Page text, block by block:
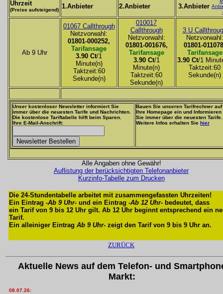
Uhrzeit
(Preise aufsteigend) 1.Anbieter 2.Anbieter 3.Anbieter
Ab 9 Uhr
01067 Callthrough
Netzvorwahl:
01801-000252,
Tarifansage
3.90 Ct/1
Minute(n)
Taktzeit:60
Sekunde(n)
010017
Callthrough
Netzvorwahl:
01801-001676,
Tarifansage
3.90 Ct/1
Minute(n)
Taktzeit:60
Sekunde(n)
3 U
Netzvorwahl:
01801-
Tarifansage
3.90 Ct/1
Taktzeit:60
Sekunde(n)
Unser kostenloser Newsletter informiert Sie
immer über die neuesten Tarife und Nachrichten.
Die kostenlose Tariftabelle hilft beim Sparen.
Ihre E-Mail-Anschrift:
Bauen Sie unseren Tarifrechner auf
Ihre Homepage ein und Informieren
Sie immer über die neuesten Tarife.
Weitere Infos erhalten Sie hier
Alle Angaben ohne Gewähr!
Auflistung der berücksichtigten Telefonanbieter
Kurzinfo-Tabelle zum Drucken
Die 24-Stundentabelle arbeitet mit zusammengefassten Uhrzeiten!
Ein Eintrag -Ab 9 Uhr- und ein Eintrag -Ab 12 Uhr- bedeutet, dass
ein Tarif von 9 bis 12 Uhr gilt. Ab 12 Uhr beginnt entsprechend ein
Tarif.
Ein alleiniger Eintrag Ab 9 Uhr- zeigt den Tarif von 9 bis 9 Uhr an.
ZURÜCK
Aktuelle News auf dem Telefon- und
Markt:
08.07.26: